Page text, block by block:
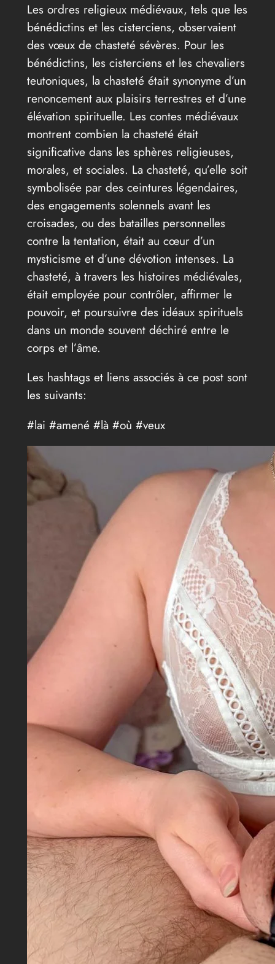
Les ordres religieux médiévaux, tels que les
bénédictins et les cisterciens, observaient
des vœux de chasteté sévères. Pour les
bénédictins, les cisterciens et les chevaliers
teutoniques, la chasteté était synonyme d’un
renoncement aux plaisirs terrestres et d’une
élévation spirituelle. Les contes médiévaux
montrent combien la chasteté était
significative dans les sphères religieuses,
morales, et sociales. La chasteté, qu’elle soit
symbolisée par des ceintures légendaires,
des engagements solennels avant les
croisades, ou des batailles personnelles
contre la tentation, était au cœur d’un
mysticisme et d’une dévotion intenses. La
chasteté, à travers les histoires médiévales,
était employée pour contrôler, affirmer le
pouvoir, et poursuivre des idéaux spirituels
dans un monde souvent déchiré entre le
corps et l’âme.
Les hashtags et liens associés à ce post sont
les suivants:
#lai #amené #là #où #veux